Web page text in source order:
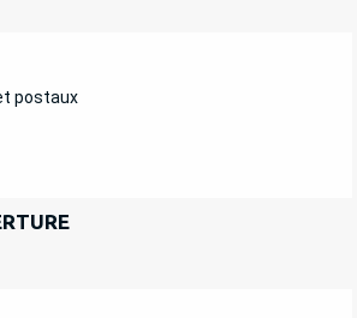
postaux